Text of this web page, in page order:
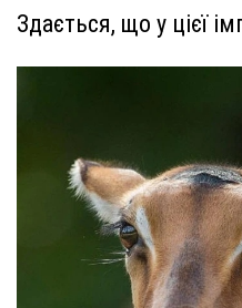
Здається, що у цієї